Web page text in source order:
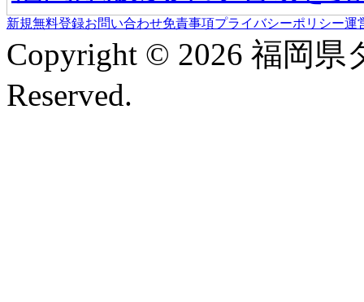
新規無料登録お問い合わせ免責事項プライバシーポリシー運
Copyright © 2026 福岡
Reserved.